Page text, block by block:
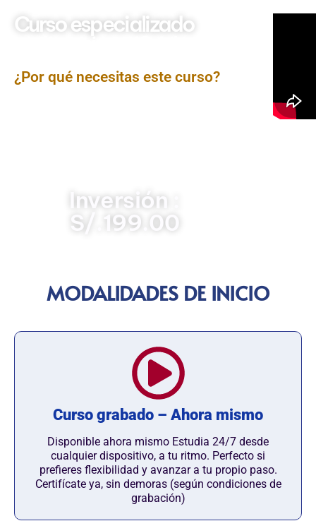
Curso especializado
¿Por qué necesitas este curso?
Inversión :
S/.199.00
MODALIDADES DE INICIO
Curso grabado – Ahora mismo
Disponible ahora mismo Estudia 24/7 desde
cualquier dispositivo, a tu ritmo. Perfecto si
prefieres flexibilidad y avanzar a tu propio paso.
Certifícate ya, sin demoras (según condiciones de
grabación)